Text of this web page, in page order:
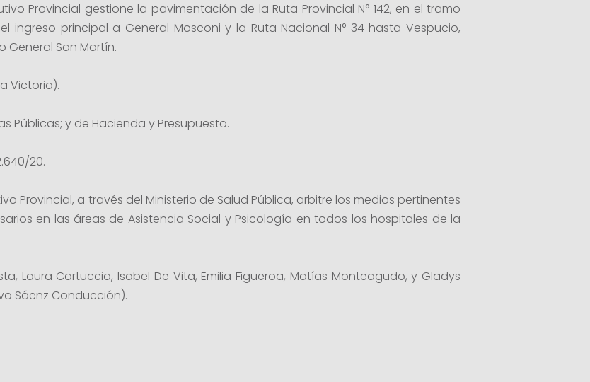
Provincial gestione la pavimentación de la Ruta Provincial N° 142, en el tramo
ingreso principal a General Mosconi y la Ruta Nacional N° 34 hasta Vespucio,
San Martín.
Victoria).
Públicas; y de Hacienda y Presupuesto.
20.
Provincial, a través del Ministerio de Salud Pública, arbitre los medios pertinentes
en las áreas de Asistencia Social y Psicología en todos los hospitales de la
Laura Cartuccia, Isabel De Vita, Emilia Figueroa, Matías Monteagudo, y Gladys
Sáenz Conducción).